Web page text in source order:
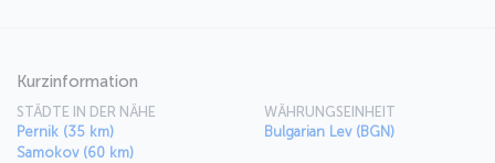
Kurzinformation
STÄDTE IN DER NÄHE
Pernik (35 km)
Samokov (60 km)
WÄHRUNGSEINHEIT
Bulgarian Lev (BGN)